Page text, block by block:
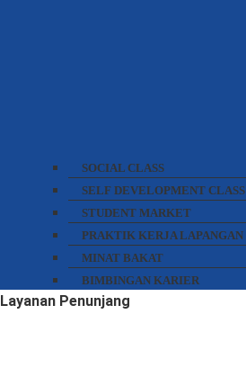
SOCIAL CLASS
SELF DEVELOPMENT CLASS
STUDENT MARKET
PRAKTIK KERJA LAPANGAN
MINAT BAKAT
BIMBINGAN KARIER
Layanan Penunjang